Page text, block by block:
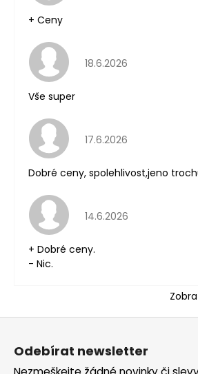
+ Ceny
Hodnocení obchodu je
18.6.2026
Vše super
Hodnocení obchodu je
17.6.2026
Dobré ceny, spolehlivost,jeno
Hodnocení obchodu je
14.6.2026
+ Dobré ceny.
- Nic.
Z
Odebírat newsletter